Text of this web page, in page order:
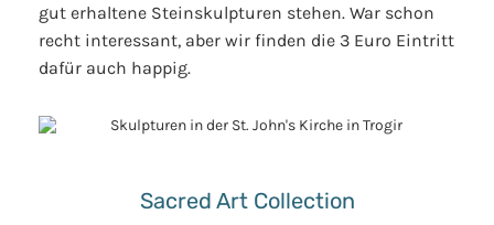
gut erhaltene Steinskulpturen stehen. War schon
recht interessant, aber wir finden die 3 Euro Eintritt
dafür auch happig.
Sacred Art Collection